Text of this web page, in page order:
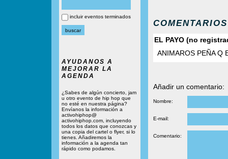
incluir eventos terminados
AYUDANOS A
MEJORAR LA
AGENDA
¿Sabes de algún concierto, jam
u otro evento de hip hop que
no esté en nuestra página?
Envíanos la información a
activohiphop@
activohiphop.com, incluyendo
todos los datos que conozcas y
una copia del cartel o flyer, si lo
tienes. Añadiremos la
información a la agenda tan
rápido como podamos.
COMENTARIOS
EL PAYO (no
ANIMAROS PEÑA Q
Añadir un comentario:
Nombre:
E-mail:
Comentario: